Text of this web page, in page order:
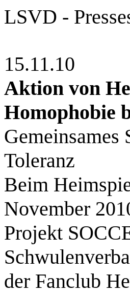
LSVD -
15.11.10
Aktion von
Homophobie
Gemeinsames
Toleranz
Beim
November
Projekt
der Fanclub